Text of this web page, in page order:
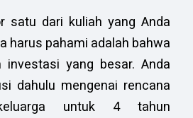
satu dari kuliah yang Anda
harus pahami adalah bahwa
investasi yang besar. Anda
dahulu mengenai rencana
untuk 4 tahun